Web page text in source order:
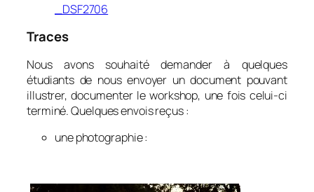
_DSF2706
Traces
Nous avons souhaité demander à quelques
étudiants de nous envoyer un document pouvant
illustrer, documenter le workshop, une fois celui-ci
terminé. Quelques envois reçus :
une photographie :